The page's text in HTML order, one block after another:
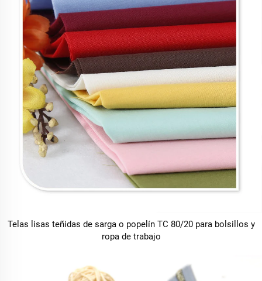
Telas lisas teñidas de sarga o popelín TC 80/20 para bolsillos y
ropa de trabajo